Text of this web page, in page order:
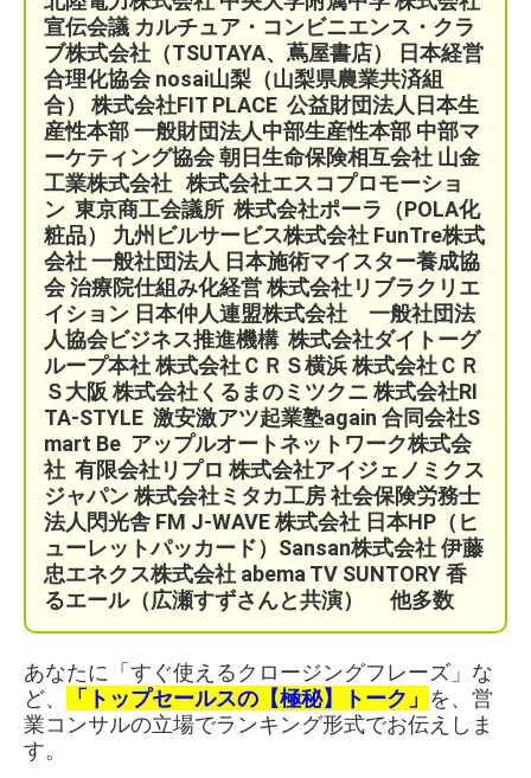
宣伝会議 カルチュア・コンビニエンス・クラ
ブ株式会社（TSUTAYA、蔦屋書店）
日本経営
合理化協会nosai山梨（山梨県農業共済組
合）株式会社FIT PLACE 公益財団法人日本生
産性本部一般財団法人中部生産性本部 中部マ
ーケティング協会朝日生命保険相互会社 山金
工業株式会社株式会社エスコプロモーショ
ン 東京商工会議所 株式会社ポーラ（POLA化
粧品）
九州ビルサービス株式会社 FunTre株式
会社一般社団法人 日本施術マイスター養成協
会 治療院仕組み化経営株式会社リブラクリエ
イション 日本仲人連盟株式会社 一般社団法
人協会ビジネス推進機構 株式会社ダイトーグ
ループ本社 株式会社ＣＲＳ横浜 株式会社ＣＲ
Ｓ大阪 株式会社くるまのミツクニ株式会社RI
TA-STYLE 激安激アツ起業塾again 合同会社S
mart Be アップルオートネットワーク株式会
社 有限会社リプロ 株式会社アイジェノミクス
ジャパン 株式会社ミタカ工房 社会保険労務士
法人閃光舎 FM J-WAVE 株式会社 日本HP（ヒ
ューレットパッカード）Sansan株式会社 伊藤
忠エネクス株式会社 abema TV SUNTORY 香
るエール（広瀬すずさんと共演） 他多数
あなたに「すぐ使えるクロージングフレーズ」な
ど、
「トップセールスの【極秘】トーク」 を、営
業コンサルの立場でランキング形式でお伝えしま
す。